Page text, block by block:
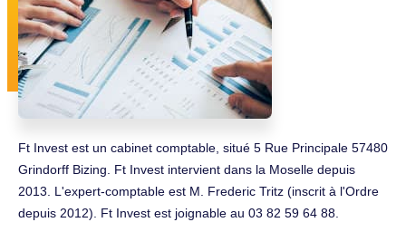
Ft Invest est un cabinet comptable, situé 5 Rue Principale 57480
Grindorff Bizing. Ft Invest intervient dans la Moselle depuis
2013. L'expert-comptable est M. Frederic Tritz (inscrit à l'Ordre
depuis 2012). Ft Invest est joignable au 03 82 59 64 88.